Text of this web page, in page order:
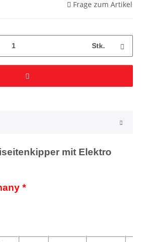
Frage zum Artikel
Stk.
mit Elektro
*